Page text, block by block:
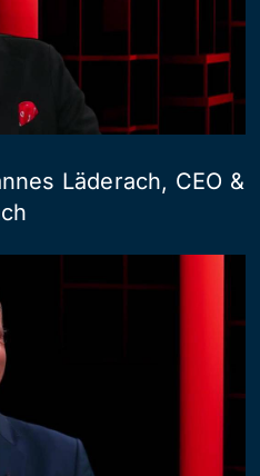
Läderach, CEO &